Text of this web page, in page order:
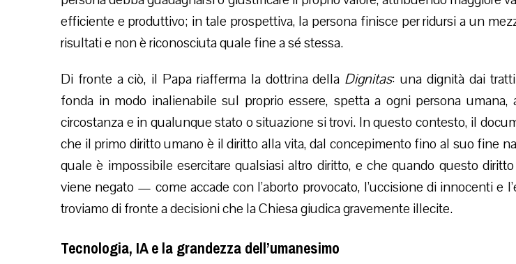
efficiente e produttivo; in tale prospettiva, la persona finisce per ridursi a un
risultati e non è riconosciuta quale fine a sé stessa.
Di fronte a ciò, il Papa riafferma la dottrina della Dignitas: una dignità dai
fonda in modo inalienabile sul proprio essere, spetta a ogni persona
circostanza e in qualunque stato o situazione si trovi. In questo contesto, il
che il primo diritto umano è il diritto alla vita, dal concepimento fino al suo fine
quale è impossibile esercitare qualsiasi altro diritto, e che quando questo
viene negato — come accade con l’aborto provocato, l’uccisione di innocenti e
troviamo di fronte a decisioni che la Chiesa giudica gravemente illecite.
Tecnologia, IA e la grandezza dell’umanesimo